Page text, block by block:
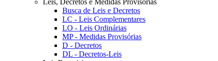
Leis, Decretos e Medidas Provisórias
Busca de Leis e Decretos
LC - Leis Complementares
LO - Leis Ordinárias
MP - Medidas Provisórias
D - Decretos
DL - Decretos-Leis